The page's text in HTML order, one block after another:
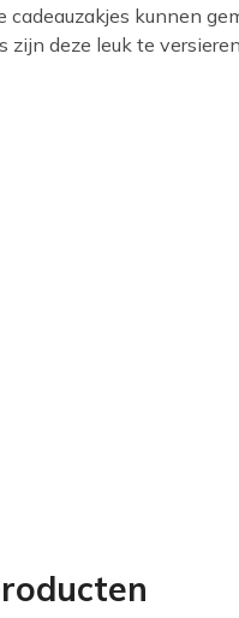
cadeauzakjes kunnen
zijn deze leuk te